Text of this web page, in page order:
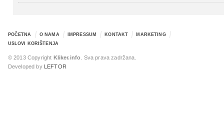
POČETNA O NAMA IMPRESSUM KONTAKT
MARKETING
USLOVI KORIŠTENJA
© 2013 Copyright Kliker.info . Sva prava zadržana.
Developed by
LEFTOR